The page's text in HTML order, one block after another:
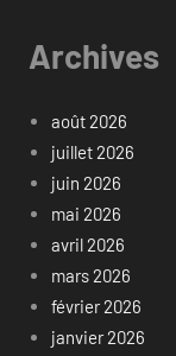
Archives
août 2026
juillet 2026
juin 2026
mai 2026
avril 2026
mars 2026
février 2026
janvier 2026